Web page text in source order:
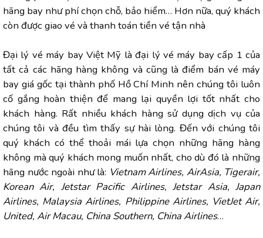
hãng bay như phí chọn chỗ, bảo hiểm… Hơn nữa, quý khách
còn được giao vé và thanh toán tiền vé tận nhà
Đại lý vé máy bay Việt Mỹ là đại lý vé máy bay cấp 1 của
tất cả các hãng hàng không và cũng là điểm bán vé máy
bay giá gốc tại thành phố Hồ Chí Minh nên chúng tôi luôn
cố gắng hoàn thiện để mang lại quyền lợi tốt nhất cho
khách hàng. Rất nhiều khách hàng sử dụng dịch vụ của
chúng tôi và đều tìm thấy sự hài lòng. Đến với chúng tôi
quý khách có thể thoải mái lựa chọn những hãng hàng
không mà quý khách mong muốn nhất, cho dù đó là những
hãng nước ngoài như là: Vietnam Airlines, AirAsia, Tigerair,
Korean Air, Jetstar Pacific Airlines, Jetstar Asia, Japan
Airlines, Malaysia Airlines, Philippine Airlines, VietJet Air,
United, Air Macau, China Southern, China Airlines…